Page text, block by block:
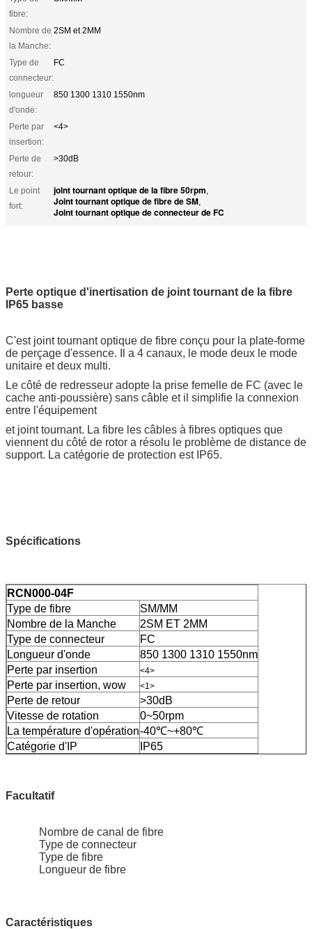
fibre:
Nombre de
la Manche:
2SM et 2MM
Type de
connecteur:
FC
longueur
d'onde:
850 1300 1310 1550nm
Perte par
insertion:
<4>
Perte de
retour:
>30dB
Le point
fort:
joint tournant optique de la fibre 50rpm,
Joint tournant optique de fibre de SM,
Joint tournant optique de connecteur de FC
Perte optique d'inertisation de joint tournant de la fibre
IP65 basse
C'est joint tournant optique de fibre conçu pour la plate-forme
de perçage d'essence. Il a 4 canaux, le mode deux le mode
unitaire et deux multi.
Le côté de redresseur adopte la prise femelle de FC (avec le
cache anti-poussière) sans câble et il simplifie la connexion
entre l'équipement
et joint tournant. La fibre les câbles à fibres optiques que
viennent du côté de rotor a résolu le problème de distance de
support. La catégorie de protection est IP65.
Spécifications
RCN000-04F
Type de fibre
SM/MM
Nombre de la Manche
2SM ET 2MM
Type de connecteur
FC
Longueur d'onde
850 1300 1310 1550nm
Perte par insertion
<4>
Perte par insertion, wow <1>
Perte de retour
>30dB
Vitesse de rotation
0~50rpm
La température d'opération-40℃~+80℃
Catégorie d'IP
IP65
Facultatif
Nombre de canal de fibre
Type de connecteur
Type de fibre
Longueur de fibre
Caractéristiques